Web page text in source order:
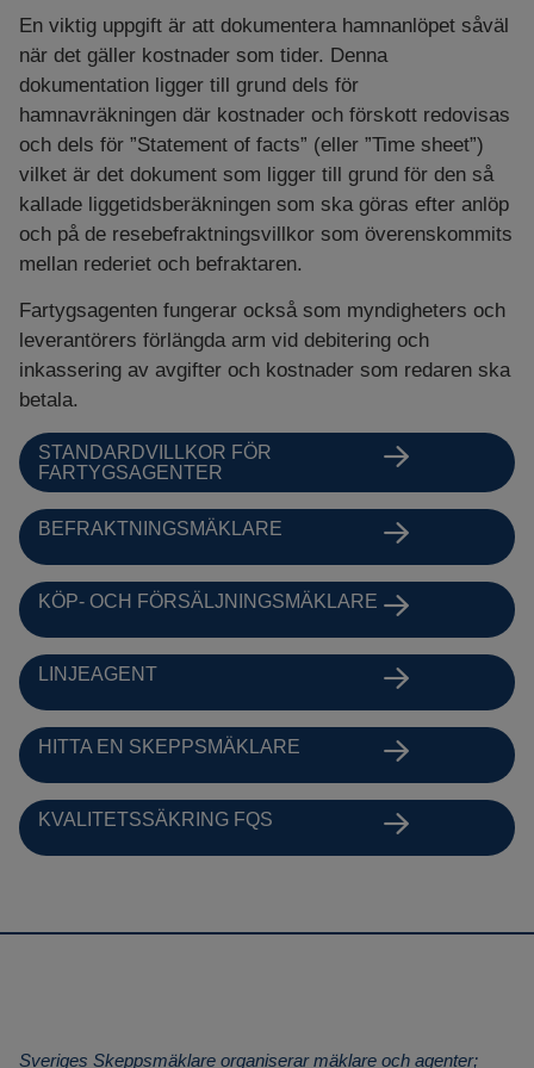
En viktig uppgift är att dokumentera hamnanlöpet såväl
när det gäller kostnader som tider. Denna
dokumentation ligger till grund dels för
hamnavräkningen där kostnader och förskott redovisas
och dels för ”Statement of facts” (eller ”Time sheet”)
vilket är det dokument som ligger till grund för den så
kallade liggetidsberäkningen som ska göras efter anlöp
och på de resebefraktningsvillkor som överenskommits
mellan rederiet och befraktaren.
Fartygsagenten fungerar också som myndigheters och
leverantörers förlängda arm vid debitering och
inkassering av avgifter och kostnader som redaren ska
betala.
STANDARDVILLKOR FÖR
FARTYGSAGENTER
BEFRAKTNINGSMÄKLARE
KÖP- OCH FÖRSÄLJNINGSMÄKLARE
LINJEAGENT
HITTA EN SKEPPSMÄKLARE
KVALITETSSÄKRING FQS
Sveriges Skeppsmäklare organiserar mäklare och agenter;